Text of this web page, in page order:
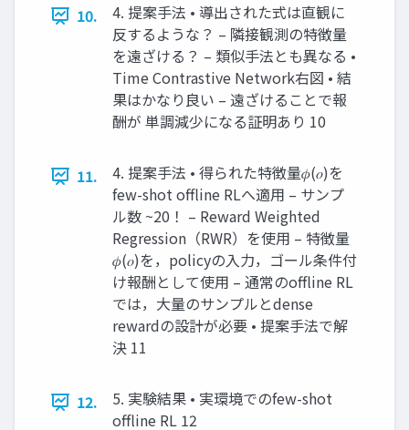
10.
4. 提案手法 • 導出された式は直観に
反するような？ – 隣接観測の特徴量
を遠ざける？ – 類似手法とも異なる •
Time Contrastive Network右図 • 結
果はかなり良い – 遠ざけることで報
酬が 単調減少になる証明あり 10
11.
4. 提案手法 • 得られた特徴量𝜙(𝑜)を
few-shot offline RLへ適用 – サンプ
ル数 ~20！ – Reward Weighted
Regression（RWR）を使用 – 特徴量
𝜙(𝑜)を，policyの入力，ゴール条件付
け報酬として使用 – 通常のoffline RL
では，大量のサンプルとdense
rewardの設計が必要 • 提案手法で解
決 11
12.
5. 実験結果 • 実環境でのfew-shot
offline RL 12